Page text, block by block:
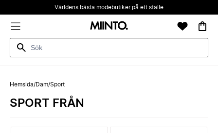
Världens bästa modebutiker på ett ställe
Hemsida/Dam/Sport
SPORT FRÅN